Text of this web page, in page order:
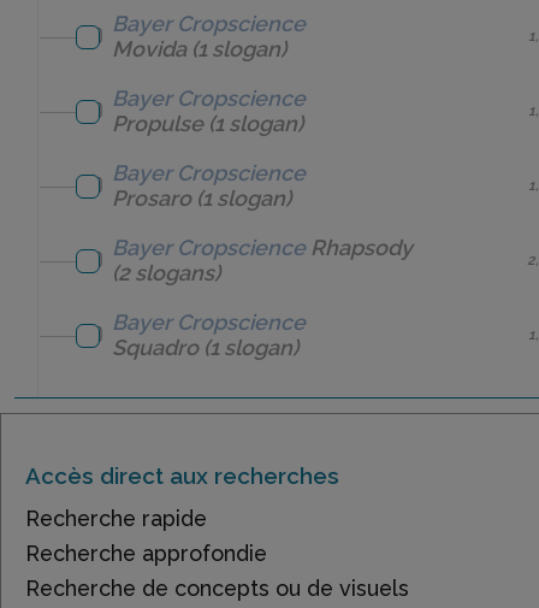
Bayer Cropscience
Movida(1 slogan)
Bayer Cropscience
Propulse(1 slogan)
Bayer Cropscience
Prosaro(1 slogan)
Bayer Cropscience Rhapsody
(2 slogans)
Bayer Cropscience
Squadro(1 slogan)
Accès direct aux recherches
Recherche rapide
Recherche approfondie
Recherche de concepts ou de visuels